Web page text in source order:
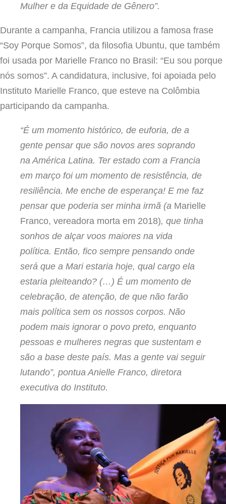
Mulher e da Equidade de Gênero”.
Durante a campanha, Francia utilizou a famosa frase
“Soy Porque Somos”, da filosofia Ubuntu, que também
foi usada por Marielle Franco no Brasil: “Eu sou porque
nós somos”. A candidatura, inclusive, foi apoiada pelo
Instituto Marielle Franco, que esteve na Colômbia
participando da campanha.
“É um momento histórico, de euforia, de a
gente pensar que são novos ares soprando
na América Latina. Ter estado com a Francia
em março foi um momento de resistência, de
resiliência. Me enche de esperança! E me faz
pensar que poderia ser minha irmã (a Marielle
Franco, vereadora morta em 2018), que tinha
sonhos de alçar voos maiores na vida
política. Então, fico sempre pensando onde
será que a Mari estaria hoje, qual cargo ela
estaria pleiteando? (…) É um momento de
celebração, de atenção, de que não farão
mais política sem os nossos corpos. Não
podem mais ignorar o povo preto, enquanto
pessoas e mulheres negras que sustentam e
são a base deste país. Mas a gente vai seguir
lutando”, pontua Anielle Franco, diretora
executiva do Instituto.